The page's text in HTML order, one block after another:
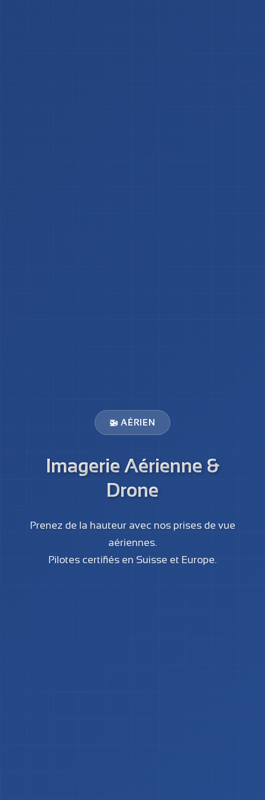
🚁 AÉRIEN
Imagerie Aérienne &
Drone
Prenez de la hauteur avec nos prises de vue
aériennes.
Pilotes certifiés en Suisse et Europe.